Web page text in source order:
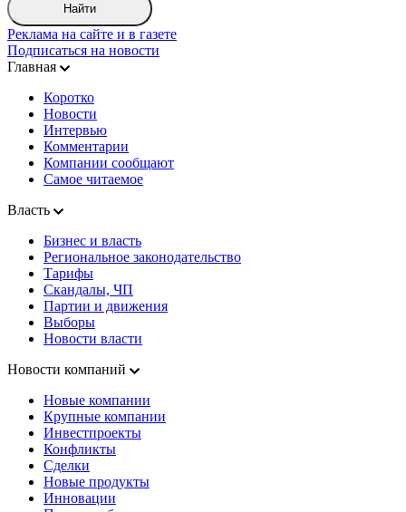
Найти
Реклама на сайте и в газете
Подписаться на новости
Главная
Коротко
Новости
Интервью
Комментарии
Компании сообщают
Самое читаемое
Власть
Бизнес и власть
Региональное законодательство
Тарифы
Скандалы, ЧП
Партии и движения
Выборы
Новости власти
Новости компаний
Новые компании
Крупные компании
Инвестпроекты
Конфликты
Сделки
Новые продукты
Инновации